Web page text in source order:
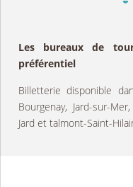
Les bureaux de
préférentiel
Billetterie disponible
Bourgenay, Jard-sur-
Jard et talmont-Saint-